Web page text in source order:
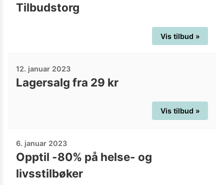
Tilbudstorg
Vis tilbud »
12. januar 2023
Lagersalg fra 29 kr
Vis tilbud »
6. januar 2023
Opptil -80% på helse- og
livsstilbøker